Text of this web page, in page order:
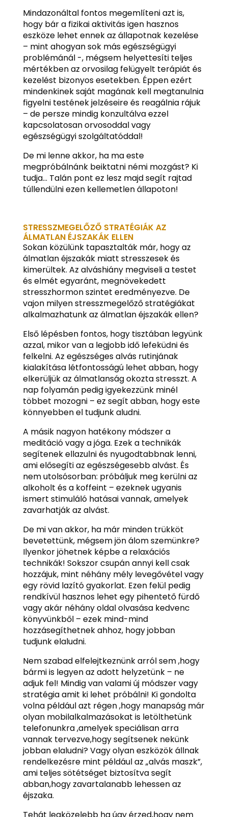
Mindazonáltal fontos megemlíteni azt is,
hogy bár a fizikai aktivitás igen hasznos
eszköze lehet ennek az állapotnak kezelése
– mint ahogyan sok más egészségügyi
problémánál -, mégsem helyettesíti teljes
mértékben az orvosilag felügyelt terápiát és
kezelést bizonyos esetekben. Éppen ezért
mindenkinek saját magának kell megtanulnia
figyelni testének jelzéseire és reagálnia rájuk
– de persze mindig konzultálva ezzel
kapcsolatosan orvosoddal vagy
egészségügyi szolgáltatóddal!
De mi lenne akkor, ha ma este
megpróbálnánk beiktatni némi mozgást? Ki
tudja… Talán pont ez lesz majd segít rajtad
túllendülni ezen kellemetlen állapoton!
STRESSZMEGELŐZŐ STRATÉGIÁK AZ
ÁLMATLAN ÉJSZAKÁK ELLEN
Sokan közülünk tapasztalták már, hogy az
álmatlan éjszakák miatt stresszesek és
kimerültek. Az alváshiány megviseli a testet
és elmét egyaránt, megnövekedett
stresszhormon szintet eredményezve. De
vajon milyen stresszmegelőző stratégiákat
alkalmazhatunk az álmatlan éjszakák ellen?
Első lépésben fontos, hogy tisztában legyünk
azzal, mikor van a legjobb idő lefeküdni és
felkelni. Az egészséges alvás rutinjának
kialakítása létfontosságú lehet abban, hogy
elkerüljük az álmatlanság okozta stresszt. A
nap folyamán pedig igyekezzünk minél
többet mozogni – ez segít abban, hogy este
könnyebben el tudjunk aludni.
A másik nagyon hatékony módszer a
meditáció vagy a jóga. Ezek a technikák
segítenek ellazulni és nyugodtabbnak lenni,
ami elősegíti az egészségesebb alvást. És
nem utolsósorban: próbáljuk meg kerülni az
alkoholt és a koffeint – ezeknek ugyanis
ismert stimuláló hatásai vannak, amelyek
zavarhatják az alvást.
De mi van akkor, ha már minden trükköt
bevetettünk, mégsem jön álom szemünkre?
Ilyenkor jöhetnek képbe a relaxációs
technikák! Sokszor csupán annyi kell csak
hozzájuk, mint néhány mély levegővétel vagy
egy rövid lazító gyakorlat. Ezen felül pedig
rendkívül hasznos lehet egy pihentető fürdő
vagy akár néhány oldal olvasása kedvenc
könyvünkből – ezek mind-mind
hozzásegíthetnek ahhoz, hogy jobban
tudjunk elaludni.
Nem szabad elfelejtkeznünk arról sem ,hogy
bármi is legyen az adott helyzetünk – ne
adjuk fel! Mindig van valami új módszer vagy
stratégia amit ki lehet próbálni! Ki gondolta
volna például azt régen ,hogy manapság már
olyan mobilalkalmazásokat is letölthetünk
telefonunkra ,amelyek speciálisan arra
vannak tervezve,hogy segítsenek nekünk
jobban elaludni? Vagy olyan eszközök állnak
rendelkezésre mint például az „alvás maszk”,
ami teljes sötétséget biztosítva segít
abban,hogy zavartalanabb lehessen az
éjszaka.